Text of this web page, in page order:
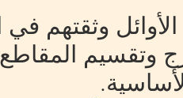
وثقتهم
وتقسيم